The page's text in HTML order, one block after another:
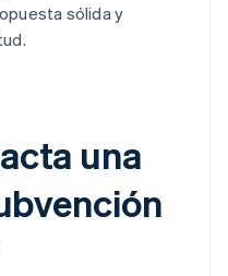
sólida y
una